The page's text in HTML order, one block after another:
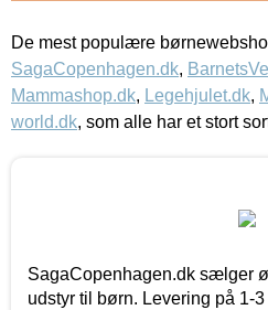
De mest populære
SagaCopenhagen.dk,
Mammashop.dk, Legehjulet.dk,
world.dk, som alle har et stort
SagaCopenhagen.dk sælger
udstyr til børn. Levering på 1-